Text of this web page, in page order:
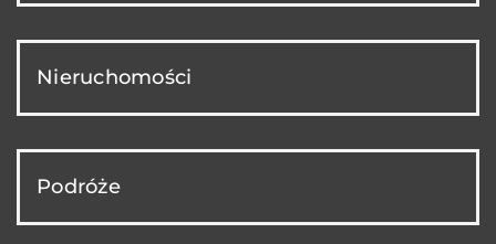
Nieruchomości
Podróże